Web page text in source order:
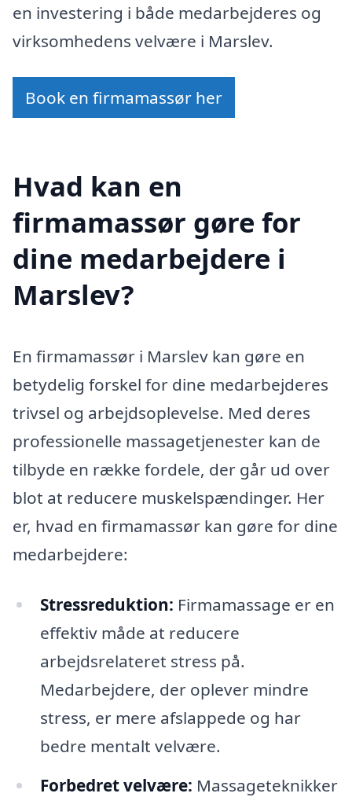
en investering i både medarbejderes og
virksomhedens velvære i Marslev.
Book en firmamassør her
Hvad kan en
firmamassør gøre for
dine medarbejdere i
Marslev?
En firmamassør i Marslev kan gøre en
betydelig forskel for dine medarbejderes
trivsel og arbejdsoplevelse. Med deres
professionelle massagetjenester kan de
tilbyde en række fordele, der går ud over
blot at reducere muskelspændinger. Her
er, hvad en firmamassør kan gøre for dine
medarbejdere:
Stressreduktion: Firmamassage er en
effektiv måde at reducere
arbejdsrelateret stress på.
Medarbejdere, der oplever mindre
stress, er mere afslappede og har
bedre mentalt velvære.
Forbedret velvære: Massageteknikker